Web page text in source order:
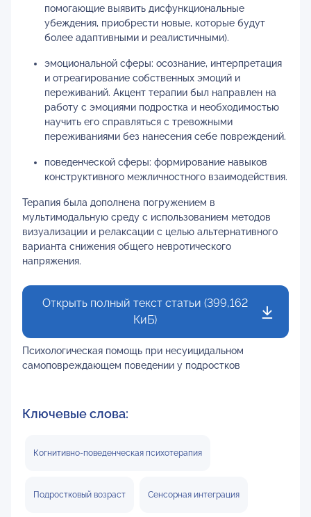
помогающие выявить дисфункциональные
убеждения, приобрести новые, которые будут
более адаптивными и реалистичными).
эмоциональной сферы: осознание, интерпретация
и отреагирование собственных эмоций и
переживаний. Акцент терапии был направлен на
работу с эмоциями подростка и необходимостью
научить его справляться с тревожными
переживаниями без нанесения себе повреждений.
поведенческой сферы: формирование навыков
конструктивного межличностного взаимодействия.
Терапия была дополнена погружением в
мультимодальную среду с использованием методов
визуализации и релаксации с целью альтернативного
варианта снижения общего невротического
напряжения.
Открыть полный текст статьи (399,162
КиБ)
Психологическая помощь при несуицидальном
самоповреждающем поведении у подростков
Ключевые слова:
Когнитивно-поведенческая психотерапия
Подростковый возраст Сенсорная интеграция